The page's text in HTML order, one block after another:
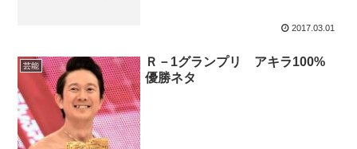
2017.03.01
芸能
Ｒ－1グランプリ アキラ100%
優勝ネタ